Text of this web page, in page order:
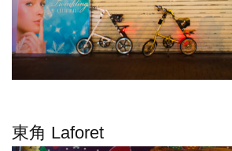
東角 Laforet